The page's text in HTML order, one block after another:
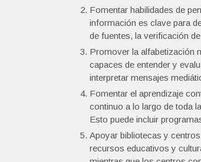
Fomentar habilidades de
información es clave para
de fuentes, la verificación
Promover la alfabetización
capaces de entender y
interpretar mensajes
Fomentar el aprendizaje
continuo a lo largo de toda
Esto puede incluir
Apoyar bibliotecas y
recursos educativos y